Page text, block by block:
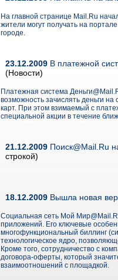
На главной странице Mail.Ru
жители могут получать на
городе.
23.12.2009 В платежной
(Новости)
Платежная система
возможность зачислять деньги
карт. При этом взимаемый с
специальной акции в течение
21.12.2009 Поиск@Mail.Ru
строкой)
18.12.2009 Вышла новая
Социальная сеть Мой
приложений. Его ключевые
многофункциональный биллинг
технологическое ядро,
Кроме того, сотрудничество с
договора-оферты, который
взаимоотношений с площадкой.